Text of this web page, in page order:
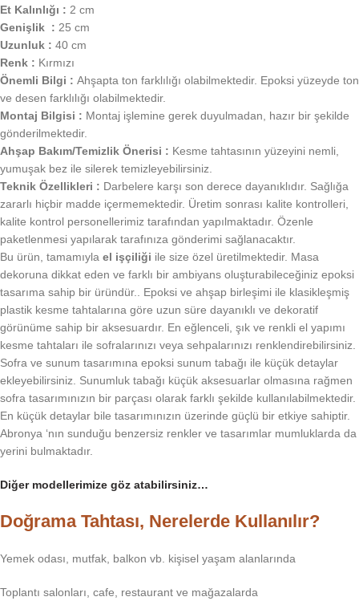
Et Kalınlığı : 2 cm
Genişlik : 25 cm
Uzunluk : 40 cm
Renk : Kırmızı
Önemli Bilgi : Ahşapta ton farklılığı olabilmektedir. Epoksi yüzeyde ton
ve desen farklılığı olabilmektedir.
Montaj Bilgisi : Montaj işlemine gerek duyulmadan, hazır bir şekilde
gönderilmektedir.
Ahşap Bakım/Temizlik Önerisi : Kesme tahtasının yüzeyini nemli,
yumuşak bez ile silerek temizleyebilirsiniz.
Teknik Özellikleri : Darbelere karşı son derece dayanıklıdır. Sağlığa
zararlı hiçbir madde içermemektedir. Üretim sonrası kalite kontrolleri,
kalite kontrol personellerimiz tarafından yapılmaktadır. Özenle
paketlenmesi yapılarak tarafınıza gönderimi sağlanacaktır.
Bu ürün, tamamıyla el işçiliği ile size özel üretilmektedir. Masa
dekoruna dikkat eden ve farklı bir ambiyans oluşturabileceğiniz epoksi
tasarıma sahip bir üründür.. Epoksi ve ahşap birleşimi ile klasikleşmiş
plastik kesme tahtalarına göre uzun süre dayanıklı ve dekoratif
görünüme sahip bir aksesuardır. En eğlenceli, şık ve renkli el yapımı
kesme tahtaları ile sofralarınızı veya sehpalarınızı renklendirebilirsiniz.
Sofra ve sunum tasarımına epoksi sunum tabağı ile küçük detaylar
ekleyebilirsiniz. Sunumluk tabağı küçük aksesuarlar olmasına rağmen
sofra tasarımınızın bir parçası olarak farklı şekilde kullanılabilmektedir.
En küçük detaylar bile tasarımınızın üzerinde güçlü bir etkiye sahiptir.
Abronya ‘nın sunduğu benzersiz renkler ve tasarımlar mumluklarda da
yerini bulmaktadır.
Diğer modellerimize göz atabilirsiniz…
Doğrama Tahtası, Nerelerde Kullanılır?
Yemek odası, mutfak, balkon vb. kişisel yaşam alanlarında
Toplantı salonları, cafe, restaurant ve mağazalarda